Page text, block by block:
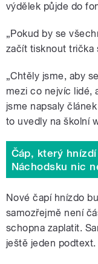
výdělek půjde do
„Pokud by se
začít tisknout trička
„Chtěly jsme, aby
mezi co nejvíc lidé,
jsme napsaly
to uvedly na školní
Čáp, který
Náchodsku nic
Nové čapí hnízdo
samozřejmě není
schopna zaplatit.
ještě jeden podtext.